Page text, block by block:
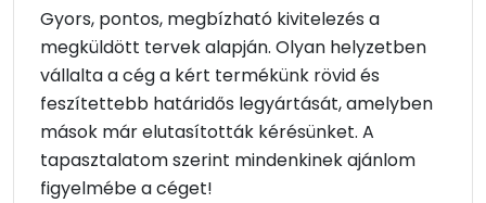
Gyors, pontos, megbízható kivitelezés a
megküldött tervek alapján. Olyan helyzetben
vállalta a cég a kért termékünk rövid és
feszítettebb határidős legyártását, amelyben
mások már elutasították kérésünket. A
tapasztalatom szerint mindenkinek ajánlom
figyelmébe a céget!